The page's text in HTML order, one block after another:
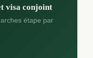
visa conjoint
étape par